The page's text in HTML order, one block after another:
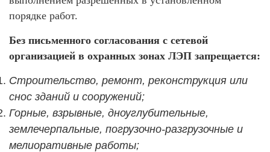
порядке работ.
Без письменного согласования с сетевой
организацией в охранных зонах ЛЭП запрещается:
Строительство, ремонт, реконструкция или
снос зданий и сооружений;
Горные, взрывные, дноуглубительные,
землечерпальные, погрузочно-разгрузочные и
мелиоративные работы;